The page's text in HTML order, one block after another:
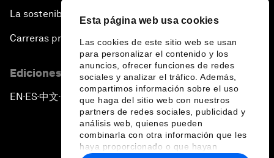
Esta página web usa cookies
Las cookies de este sitio web se usan
para personalizar el contenido y los
anuncios, ofrecer funciones de redes
sociales y analizar el tráfico. Además,
compartimos información sobre el uso
que haga del sitio web con nuestros
partners de redes sociales, publicidad y
análisis web, quienes pueden
combinarla con otra información que les
haya proporcionado o que hayan
La sostenibilidad en el Foro
Carreras profesionales
Ediciones en otros idiomas
EN ▪ES▪中文▪ 日本語